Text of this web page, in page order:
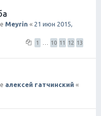
Meyrin « 21 июн 2015,
1 10 11 12 13
алексей гатчинский «